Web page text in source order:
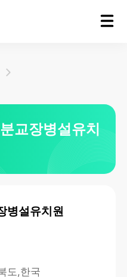
교장병설유치
병설유치원
도,한국